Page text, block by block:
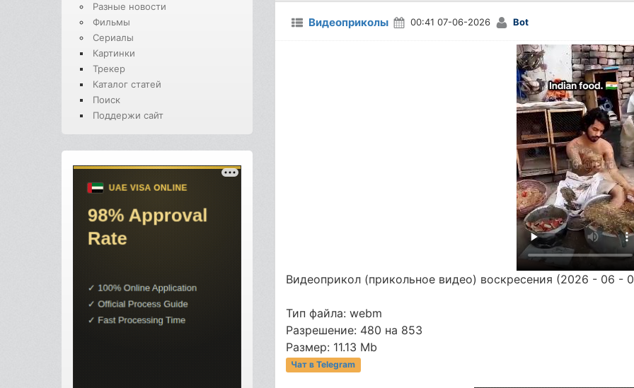
Разные новости
Фильмы
Сериалы
Картинки
Трекер
Каталог статей
Поиск
Поддержи сайт
Видеоприколы 00:41 07-06-2026 Bot
Видеоприкол (прикольное видео) воскресения (2026 - 06 -
Тип файла: webm
Разрешение: 480 на 853
Размер: 11.13 Mb
Чат в Telegram